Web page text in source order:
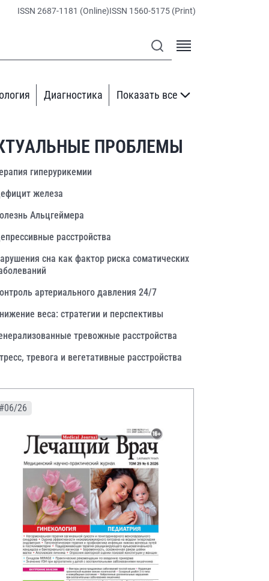
ISSN 2687-1181 (Online)ISSN 1560-5175 (Print)
Диагностика Показать все
ПРОБЛЕМЫ
гиперурикемии
железа
Альцгеймера
расстройства
сна как фактор риска соматических
артериального давления 24/7
веса: стратегии и перспективы
тревожные расстройства
тревога и вегетативные расстройства
#06/26